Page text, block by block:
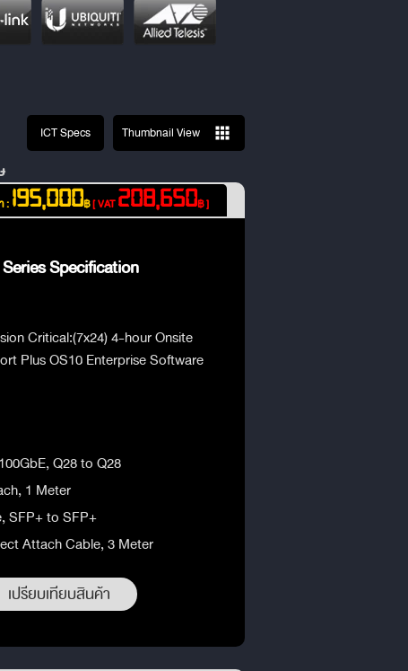
ICT Specs Thumbnail View
: 195,000฿[ VAT208,650฿ ]
Specification
Critical:(7x24) 4-hour Onsite
Plus OS10 Enterprise Software
Q28 to Q28
1 Meter
SFP+ to SFP+
Attach Cable, 3 Meter
เปรียบเทียบสินค้า